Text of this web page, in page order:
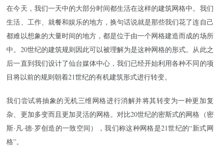
在今天，我们一天中的大部分时间都生活在这样的建筑网格中。我们
生活、工作、就餐和娱乐的地方，换句话说就是那些我们花了连自己
都难以想象的大量时间的地方，都是位于由一个网格建造而成的场所
中。20世纪的建筑规则因此可以被理解为是这种网格的形式。从此之
后一直到我们设计了仙台媒体中心，我们已经开始利用各种不同的项
目将以前的规则朝着21世纪的有机建筑形式进行转变。
我们尝试将抽象的无机三维网格进行消解并将其转变为一种更加复
杂、更加多变而且更加灵活的网格。对比20世纪的密斯式的网格（密
斯·凡·德·罗创造的一致空间），我们称这种网格是21世纪的“新式网
格”。